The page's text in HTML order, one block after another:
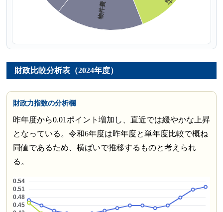
財政比較分析表（2024年度）
財政力指数の分析欄
昨年度から0.01ポイント増加し、直近では緩やかな上昇
となっている。令和6年度は昨年度と単年度比較で概ね
同値であるため、横ばいで推移するものと考えられ
る。